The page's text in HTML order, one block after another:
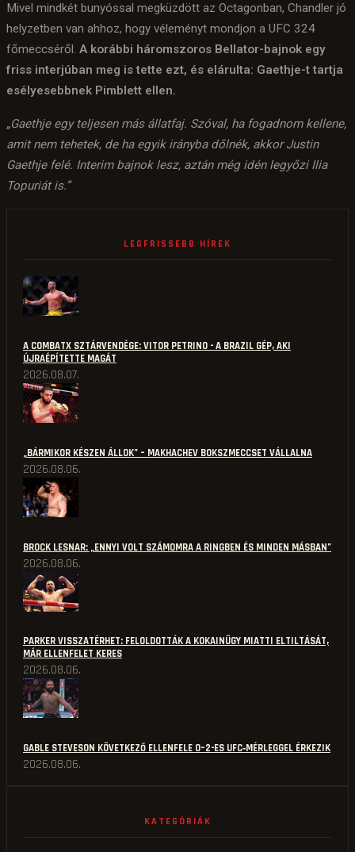
Mivel mindkét bunyóssal megküzdött az Octagonban, Chandler jó
helyzetben van ahhoz, hogy véleményt mondjon a UFC 324
főmeccséről. A korábbi háromszoros Bellator-bajnok egy
friss interjúban meg is tette ezt, és elárulta: Gaethje-t tartja
esélyesebbnek Pimblett ellen.
„Gaethje egy teljesen más állatfaj. Szóval, ha fogadnom kellene,
amit nem tehetek, de ha egyik irányba dőlnék, akkor Justin
Gaethje felé. Interim bajnok lesz, aztán még idén legyőzi Ilia
Topuriát is.”
LEGFRISSEBB HÍREK
A COMBATX SZTÁRVENDÉGE: VITOR PETRINO - A BRAZIL GÉP, AKI
ÚJRAÉPÍTETTE MAGÁT
2026.08.07.
„BÁRMIKOR KÉSZEN ÁLLOK” – MAKHACHEV BOKSZMECCSET VÁLLALNA
2026.08.06.
BROCK LESNAR: „ENNYI VOLT SZÁMOMRA A RINGBEN ÉS MINDEN MÁSBAN”
2026.08.06.
PARKER VISSZATÉRHET: FELOLDOTTÁK A KOKAINÜGY MIATTI ELTILTÁSÁT,
MÁR ELLENFELET KERES
2026.08.06.
GABLE STEVESON KÖVETKEZŐ ELLENFELE 0–2-ES UFC‑MÉRLEGGEL ÉRKEZIK
2026.08.06.
KATEGÓRIÁK